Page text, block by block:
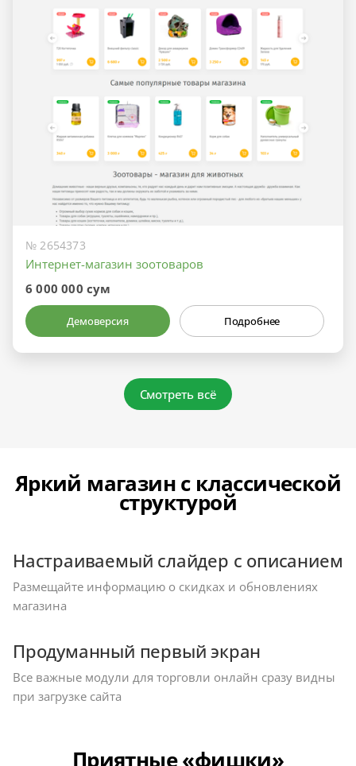
№ 2654373
Интернет-магазин зоотоваров
6 000 000 сум
Демоверсия Подробнее
Смотреть всё
Яркий магазин с классической
структурой
Настраиваемый слайдер с описанием
Размещайте информацию о скидках и обновлениях
магазина
Продуманный первый экран
Все важные модули для торговли онлайн сразу видны
при загрузке сайта
Приятные «фишки»